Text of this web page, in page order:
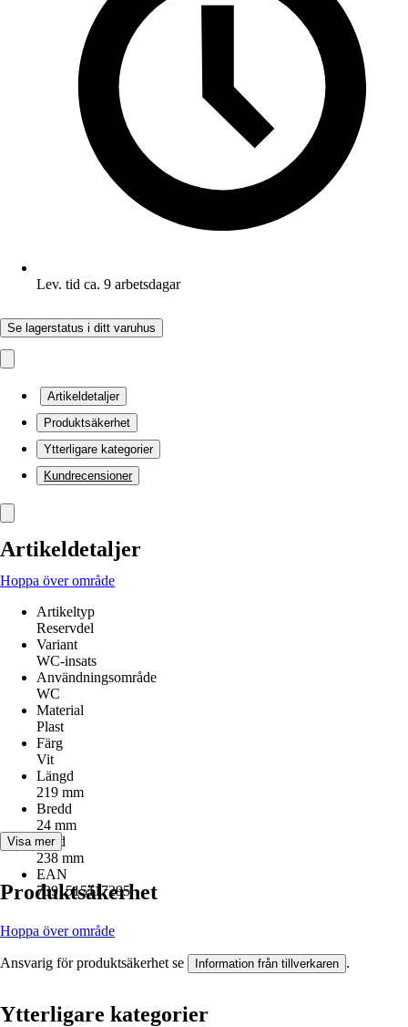
Lev. tid ca. 9 arbetsdagar
Se lagerstatus i ditt varuhus
Artikeldetaljer
Produktsäkerhet
Ytterligare kategorier
Kundrecensioner
Artikeldetaljer
Hoppa över område
Artikeltyp
Reservdel
Variant
WC-insats
Användningsområde
WC
Material
Plast
Färg
Vit
Längd
219 mm
Bredd
24 mm
Höjd
238 mm
EAN
7391515117295
Visa mer
Produktsäkerhet
Hoppa över område
Ansvarig för produktsäkerhet se Information från tillverkaren .
Ytterligare kategorier